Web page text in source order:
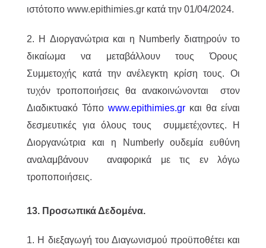
ιστότοπο www.epithimies.gr κατά την 01/04/2024.
2. Η Διοργανώτρια και η Numberly διατηρούν το
δικαίωμα να μεταβάλλουν τους Όρους
Συμμετοχής κατά την ανέλεγκτη κρίση τους. Οι
τυχόν τροποποιήσεις θα ανακοινώνονται στον
Διαδικτυακό Τόποwww.epithimies.gr και θα είναι
δεσμευτικές για όλους τους συμμετέχοντες. Η
Διοργανώτρια και η Numberly ουδεμία ευθύνη
αναλαμβάνουν αναφορικά με τις εν λόγω
τροποποιήσεις.
13. Προσωπικά Δεδομένα.
1. Η διεξαγωγή του Διαγωνισμού προϋποθέτει και